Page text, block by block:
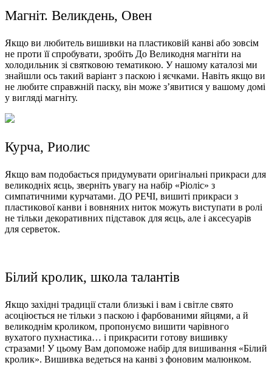
Магніт. Великдень, Овен
Якщо ви любитель вишивки на пластиковій канві або зовсім
не проти її спробувати, зробіть До Великодня магніти на
холодильник зі святковою тематикою. У нашому каталозі ми
знайшли ось такий варіант з паскою і яєчками. Навіть якщо ви
не любите справжній паску, він може з’явитися у вашому домі
у вигляді магніту.
Курча, Риолис
Якщо вам подобається придумувати оригінальні прикраси для
великодніх яєць, зверніть увагу на набір «Ріоліс» з
симпатичними курчатами. ДО РЕЧІ, вишиті прикраси з
пластикової канви і вовняних ниток можуть виступати в ролі
не тільки декоративних підставок для яєць, але і аксесуарів
для серветок.
Білий кролик, школа талантів
Якщо західні традиції стали близькі і вам і світле свято
асоціюється не тільки з паскою і фарбованими яйцями, а й
великоднім кроликом, пропонуємо вишити чарівного
вухатого пухнастика… і прикрасити готову вишивку
стразами! У цьому Вам допоможе набір для вишивання «Білий
кролик». Вишивка ведеться на канві з фоновим малюнком.